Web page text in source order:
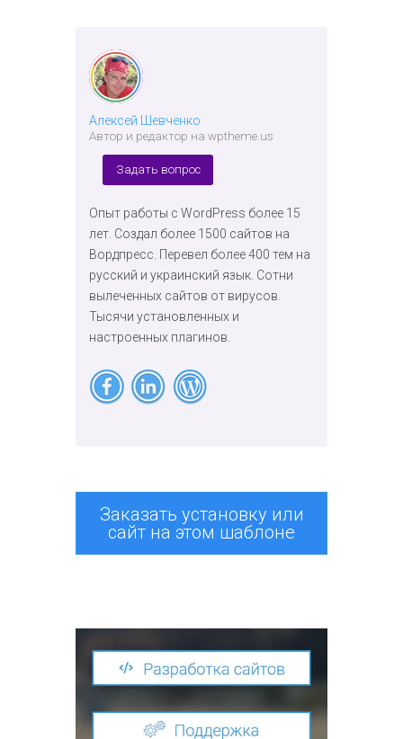
Алексей Шевченко
Автор и редактор на wptheme.us
Задать вопрос
Опыт работы с WordPress более 15
лет. Создал более 1500 сайтов на
Вордпресс. Перевел более 400 тем на
русский и украинский язык. Сотни
вылеченных сайтов от вирусов.
Тысячи установленных и
настроенных плагинов.
Заказать установку или
сайт на этом шаблоне